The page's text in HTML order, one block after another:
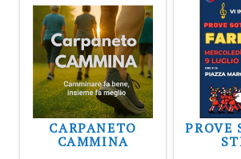
CARPANETO
CAMMINA
PROVE